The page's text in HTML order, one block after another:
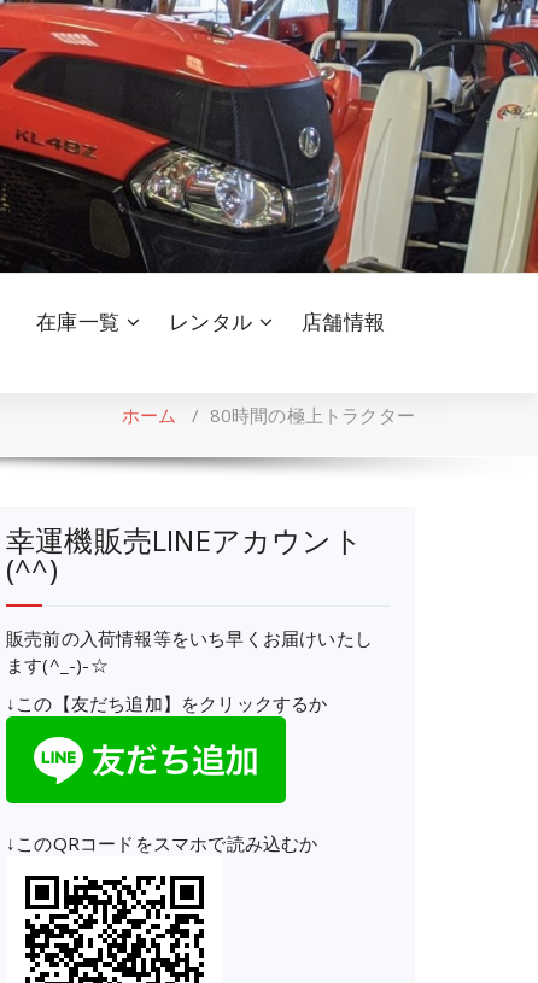
在庫一覧 レンタル 店舗情報
ホーム / 80時間の極上トラクター
幸運機販売LINEアカウント
(^^)
販売前の入荷情報等をいち早くお届けいたし
ます(^_-)-☆
↓この【友だち追加】をクリックするか
↓このQRコードをスマホで読み込むか